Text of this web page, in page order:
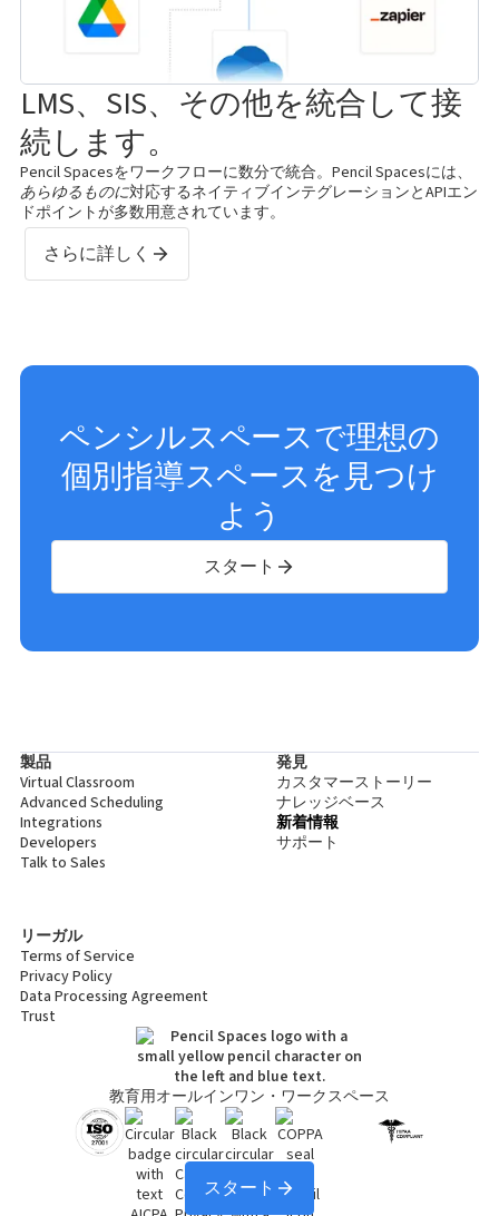
LMS、SIS、その他を統合して接
続します。
Pencil Spacesをワークフローに数分で統合。Pencil Spacesには、
あらゆるものに対応するネイティブインテグレーションとAPIエン
ドポイントが多数用意されています。
さらに詳しく
ペンシルスペースで理想の
個別指導スペースを見つけ
よう
スタート
教育用オールインワン・ワークスペース
スタート
製品
Virtual Classroom
Advanced Scheduling
Integrations
Developers
Talk to Sales
発見
カスタマーストーリー
ナレッジベース
新着情報
サポート
リーガル
Terms of Service
Privacy Policy
Data Processing Agreement
Trust